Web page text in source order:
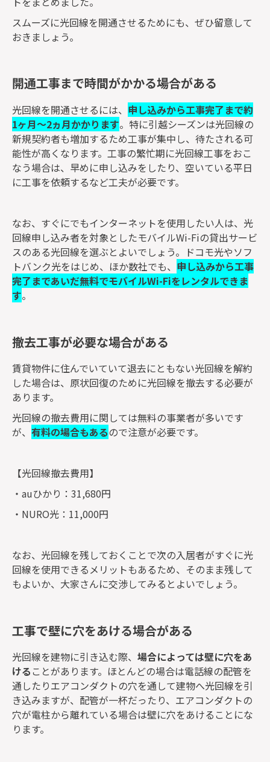
スムーズに光回線を開通させるためにも、ぜひ留意して
おきましょう。
開通工事まで時間がかかる場合がある
光回線を開通させるには、 申し込みから工事完了まで約
1ヶ月～2ヵ月かかります。特に引越シーズンは光回線の
新規契約者も増加するため工事が集中し、待たされる可
能性が高くなります。工事の繁忙期に光回線工事をおこ
なう場合は、早めに申し込みをしたり、空いている平日
に工事を依頼するなど工夫が必要です。
なお、すぐにでもインターネットを使用したい人は、光
回線申し込み者を対象としたモバイルWi-Fiの貸出サービ
スのある光回線を選ぶとよいでしょう。ドコモ光やソフ
トバンク光をはじめ、ほか数社でも、 申し込みから工事
完了まであいだ無料でモバイルWi-Fiをレンタルできま
す。
撤去工事が必要な場合がある
賃貸物件に住んでいていて退去にともない光回線を解約
した場合は、原状回復のために光回線を撤去する必要が
あります。
光回線の撤去費用に関しては無料の事業者が多いです
が、 有料の場合もあるので注意が必要です。
【光回線撤去費用】
・auひかり：31,680円
・NURO光：11,000円
なお、光回線を残しておくことで次の入居者がすぐに光
回線を使用できるメリットもあるため、そのまま残して
もよいか、大家さんに交渉してみるとよいでしょう。
工事で壁に穴をあける場合がある
光回線を建物に引き込む際、 場合によっては壁に穴をあ
ける ことがあります。ほとんどの場合は電話線の配管を
通したりエアコンダクトの穴を通して建物へ光回線を引
き込みますが、配管が一杯だったり、エアコンダクトの
穴が電柱から離れている場合は壁に穴をあけることにな
ります。